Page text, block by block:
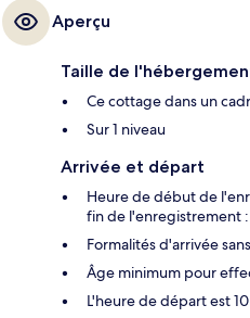
Aperçu
Taille de
Ce cottage dans un
Sur 1 niveau
Arrivée et départ
Heure de début de
fin de l'enregistrement
Formalités d'arrivée
Âge minimum pour
L'heure de départ est